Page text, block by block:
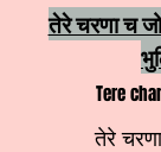
तेरे चरणा च
Tere
तेरे